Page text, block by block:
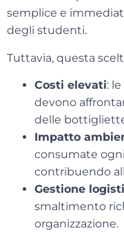
semplice e
degli studenti.
Tuttavia, questa
Costi elevati:
devono
delle
Impatto
consumate
contribuendo
Gestione
smaltimento
organizzazione.